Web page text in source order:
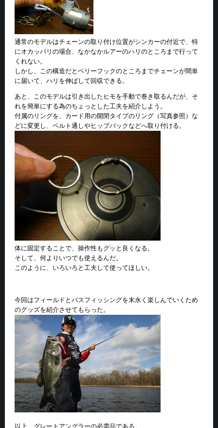
通常のモデルはチェーンの取り付け位置がシンカーの付近で、特
にオカッパリの場合、なかなかルアーのハリのところまで行って
くれない。
しかし、この構造だとベリーフックのところまでチェーンが間単
に届いて、ハリを伸ばして回収できる。
あと、このモデルは引き出したヒモを手動で巻き取るんだが、そ
れを簡単にする為のちょっとした工夫を紹介しよう。
付属のリングを、カード用の開閉タイプのリング（写真参照）な
どに変更し、ベルト通しやヒップバックなどへ取り付ける。
体に固定することで、操作性もグッと良くなる。
そして、何よりいつでも使えるんだ。
このように、いろいろと工夫して使ってほしい。
今回はフィールドとバスフィッシングを末永く楽しんでいくため
のグッズを紹介させてもらった。
以上、グレートアングラーの必需品である。